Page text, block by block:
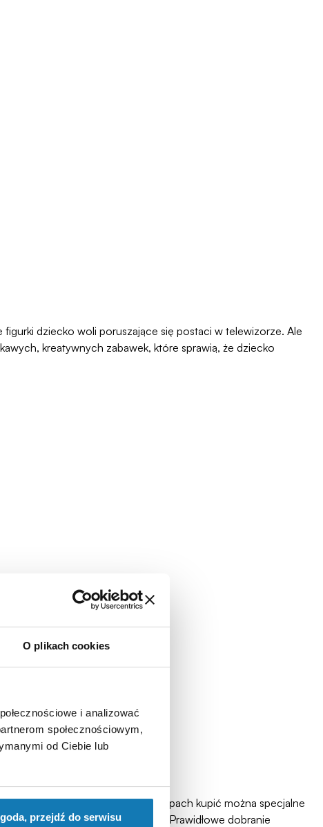
O plikach cookies
i analizować
społecznościowym,
od Ciebie lub
przejdź do serwisu
figurki dziecko woli poruszające się postaci w telewizorze. Ale
kreatywnych zabawek, które sprawią, że dziecko
lat swojego życia. W sklepach kupić można specjalne
konkretne umiejętności. Prawidłowe dobranie